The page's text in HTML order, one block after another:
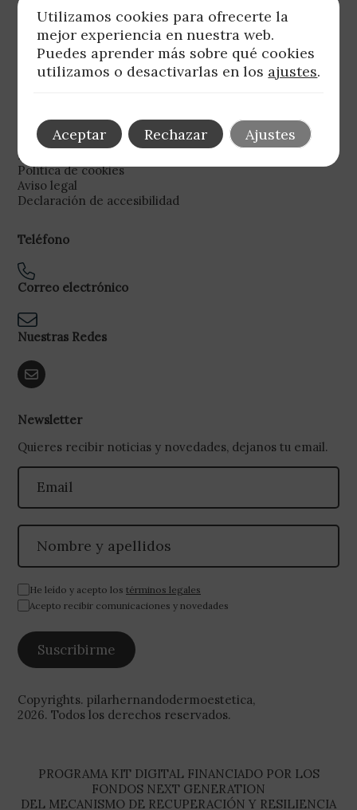
Legal
Política de privacidad
Política de cookies
Aviso legal
Declaración de accesibilidad
Teléfono
Correo electrónico
Nuestras Redes
Newsletter
Quieres recibir noticias y novedades, dejanos tu email.
He leído y acepto los términos legales
Acepto recibir comunicaciones y novedades
Copyrights. pilarhernandodermoestetica,
2026. Todos los derechos reservados.
PROGRAMA KIT DIGITAL FINANCIADO POR LOS
FONDOS NEXT GENERATION
DEL MECANISMO DE RECUPERACIÓN Y RESILIENCIA
Utilizamos cookies para ofrecerte la
mejor experiencia en nuestra web.
Puedes aprender más sobre qué cookies
utilizamos o desactivarlas en los ajustes.
Aceptar Rechazar Ajustes